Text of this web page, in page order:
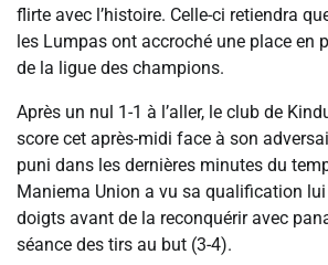
flirte avec l’histoire. Celle-ci retiendra
les Lumpas ont accroché une place en
de la ligue des champions.
Après un nul 1-1 à l’aller, le club de
score cet après-midi face à son
puni dans les dernières minutes du
Maniema Union a vu sa qualification
doigts avant de la reconquérir avec
séance des tirs au but (3-4).